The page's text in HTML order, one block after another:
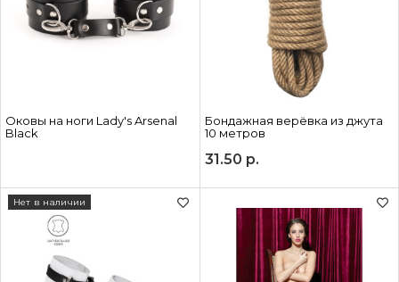
Оковы на ноги Lady's Arsenal
Black
Бондажная верёвка из джута
10 метров
31.50 р.
Нет в наличии